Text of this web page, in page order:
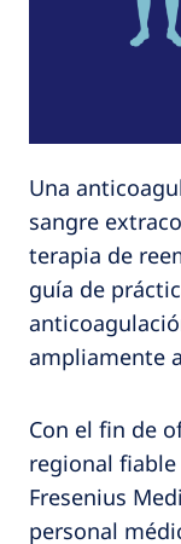
Una
sangre
terapia de
guía de
ampliamente
Con el fin de
regional
Fresenius
personal